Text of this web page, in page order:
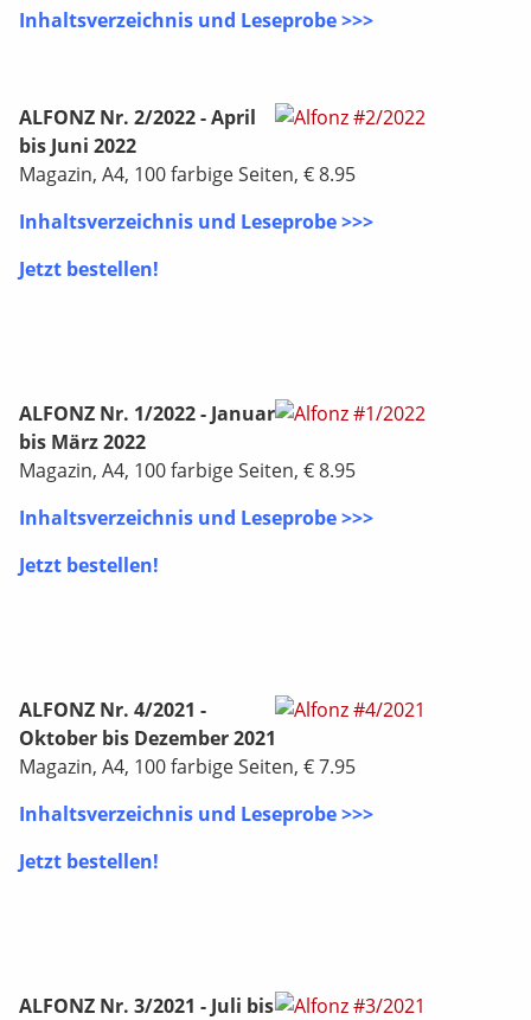
Inhaltsverzeichnis und Leseprobe >>>
ALFONZ Nr. 2/2022 - April
bis Juni 2022
Magazin, A4, 100 farbige Seiten, € 8.95
Inhaltsverzeichnis und Leseprobe >>>
Jetzt bestellen!
ALFONZ Nr. 1/2022 - Januar
bis März 2022
Magazin, A4, 100 farbige Seiten, € 8.95
Inhaltsverzeichnis und Leseprobe >>>
Jetzt bestellen!
ALFONZ Nr. 4/2021 -
Oktober bis Dezember 2021
Magazin, A4, 100 farbige Seiten, € 7.95
Inhaltsverzeichnis und Leseprobe >>>
Jetzt bestellen!
ALFONZ Nr. 3/2021 - Juli bis